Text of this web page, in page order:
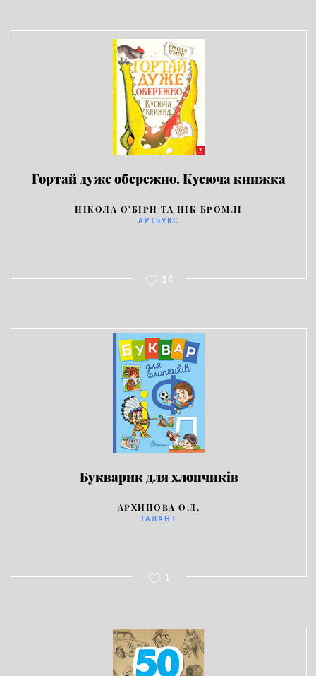
Гортай дуже обережно. Кусюча книжка
НІКОЛА О’БІРН ТА НІК БРОМЛІ
АРТБУКС
14
Букварик для хлопчиків
АРХИПОВА О.Д.
ТАЛАНТ
1